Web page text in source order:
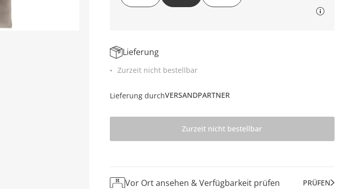
Lieferung
Zurzeit nicht bestellbar
Lieferung durchVERSANDPARTNER
Zurzeit nicht bestellbar
Vor Ort ansehen & Verfügbarkeit prüfen PRÜFEN